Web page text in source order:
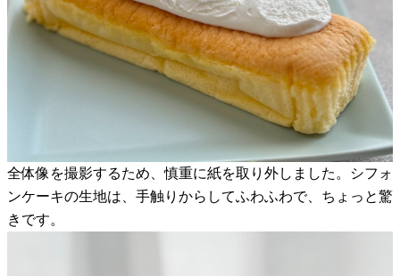
全体像を撮影するため、慎重に紙を取り外しました。シフォ
ンケーキの生地は、手触りからしてふわふわで、ちょっと驚
きです。